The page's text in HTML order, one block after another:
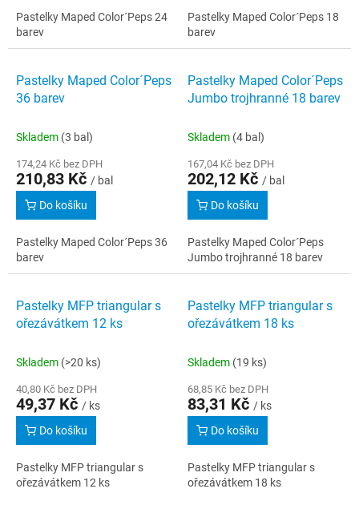
Pastelky Maped Color´Peps 24
barev
Pastelky Maped Color´Peps 18
barev
Pastelky Maped Color´Peps
36 barev
Skladem (3 bal)
174,24 Kč bez DPH
210,83 Kč / bal
Do košíku
Pastelky Maped Color´Peps 36
barev
Pastelky Maped Color´Peps
Jumbo trojhranné 18 barev
Skladem (4 bal)
167,04 Kč bez DPH
202,12 Kč / bal
Do košíku
Pastelky Maped Color´Peps
Jumbo trojhranné 18 barev
Pastelky MFP triangular s
ořezávátkem 12 ks
Skladem (>20 ks)
40,80 Kč bez DPH
49,37 Kč / ks
Do košíku
Pastelky MFP triangular s
ořezávátkem 12 ks
Pastelky MFP triangular s
ořezávátkem 18 ks
Skladem (19 ks)
68,85 Kč bez DPH
83,31 Kč / ks
Do košíku
Pastelky MFP triangular s
ořezávátkem 18 ks